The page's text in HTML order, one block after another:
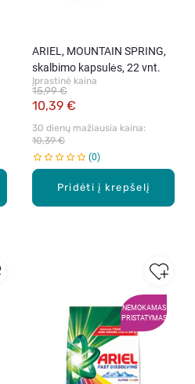
Pridėti į krepšelį
ARIEL, MOUNTAIN SPRING,
skalbimo kapsulės, 22 vnt.
Įprastinė kaina
10,39 €
15,99 €
30 dienų mažiausia kaina:
10,39 €
0
NEMOKAMAS
PRISTATYMAS